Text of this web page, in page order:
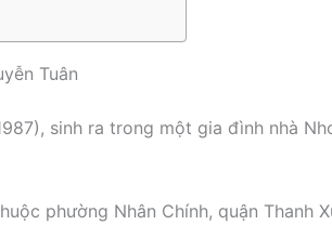
Tuân
sinh ra trong một gia đình nhà
phường Nhân Chính, quận Thanh